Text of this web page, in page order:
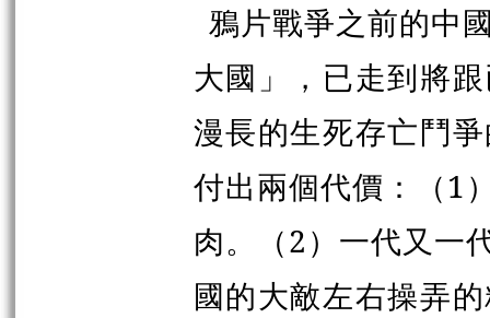
鴉片戰爭之前的中
大國」，已走到將
漫長的生死存亡鬥
付出兩個代價：（1
肉。（2）一代又一
國的大敵左右操弄